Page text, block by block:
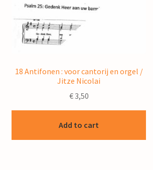
18 Antifonen : voor cantorij en orgel /
Jitze Nicolai
€3,50
Add to cart